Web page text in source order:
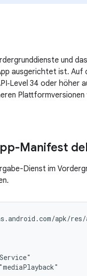
und
ausgerichtet ist. Auf
34 oder höher
Plattformversionen
Manifest
Dienst im
apk/